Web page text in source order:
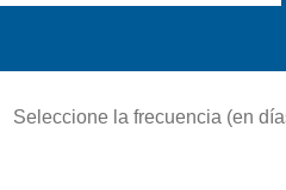
Seleccione la frecuencia (en